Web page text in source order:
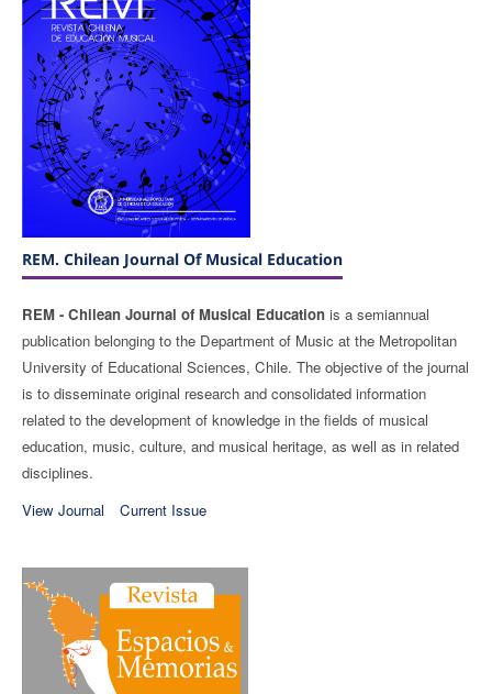
REM. Chilean Journal Of Musical Education
REM - Chilean Journal of Musical Educationis a semiannual
publication belonging to the Department of Music at the Metropolitan
University of Educational Sciences, Chile. The objective of the journal
is to disseminate original research and consolidated information
related to the development of knowledge in the fields of musical
education, music, culture, and musical heritage, as well as in related
disciplines.
View Journal
Current Issue